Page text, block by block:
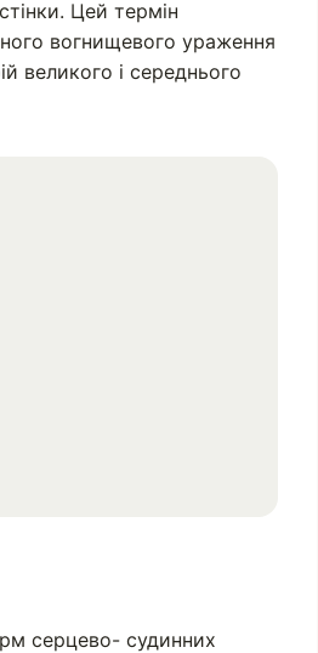
Цей термін
вогнищевого ураження
великого і середнього
серцево- судинних